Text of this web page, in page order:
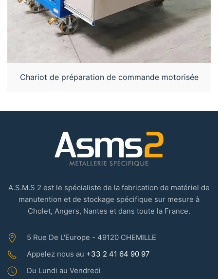
Chariot de préparation de commande motorisée
A.S.M.S 2 est le spécialiste de la fabrication de matériel de
manutention et de stockage spécifique sur mesure à
Cholet, Angers, Nantes et dans toute la France.
5 Rue De L'Europe - 49120 CHEMILLE
Appelez nous au +33 2 41 64 90 97
Du Lundi au Vendredi